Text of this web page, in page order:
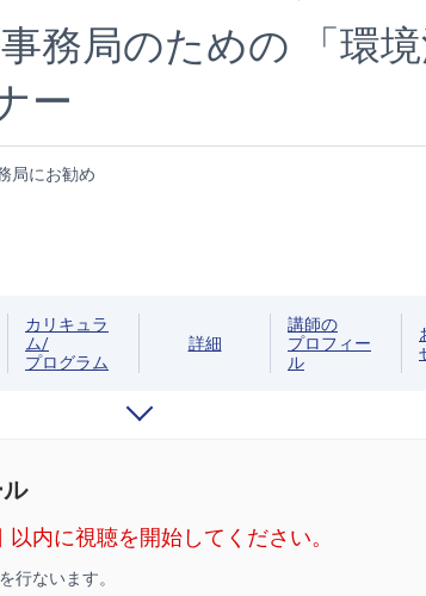
務局のための 「環
ー
局にお勧め
カリキュラ
ム/
プログラム
詳細
講師の
プロフィー
ル
内に視聴を開始してください。
行ないます。